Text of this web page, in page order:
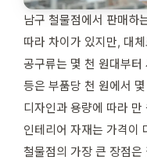
남구 철물점에서 판매하
따라 차이가 있지만, 대
공구류는 몇 천 원대부
등은 부품당 천 원에서
디자인과 용량에 따라
인테리어 자재는 가격이
철물점의 가장 큰 장점